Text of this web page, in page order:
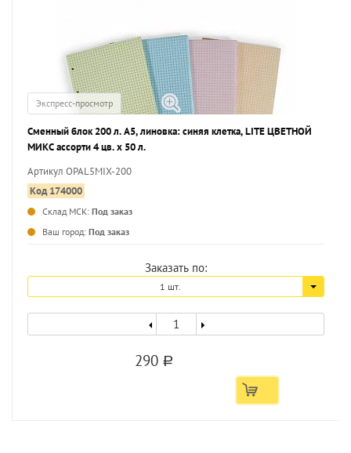
Экспресс-просмотр
Сменный блок 200 л. А5, линовка: синяя клетка, LITE ЦВЕТНОЙ
МИКС ассорти 4 цв. x 50 л.
Артикул OPAL5MIX-200
Код 174000
Склад МСК: Под заказ
Ваш город: Под заказ
Заказать по:
1 шт.
290 a